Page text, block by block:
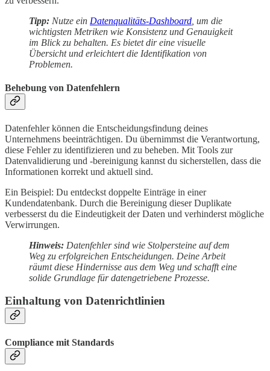
Tipp: Nutze ein Datenqualitäts-Dashboard , um die
wichtigsten Metriken wie Konsistenz und Genauigkeit
im Blick zu behalten. Es bietet dir eine visuelle
Übersicht und erleichtert die Identifikation von
Problemen.
Behebung von Datenfehlern
Datenfehler können die Entscheidungsfindung deines
Unternehmens beeinträchtigen. Du übernimmst die Verantwortung,
diese Fehler zu identifizieren und zu beheben. Mit Tools zur
Datenvalidierung und -bereinigung kannst du sicherstellen, dass die
Informationen korrekt und aktuell sind.
Ein Beispiel: Du entdeckst doppelte Einträge in einer
Kundendatenbank. Durch die Bereinigung dieser Duplikate
verbesserst du die Eindeutigkeit der Daten und verhinderst mögliche
Verwirrungen.
Hinweis: Datenfehler sind wie Stolpersteine auf dem
Weg zu erfolgreichen Entscheidungen. Deine Arbeit
räumt diese Hindernisse aus dem Weg und schafft eine
solide Grundlage für datengetriebene Prozesse.
Einhaltung von Datenrichtlinien
Compliance mit Standards